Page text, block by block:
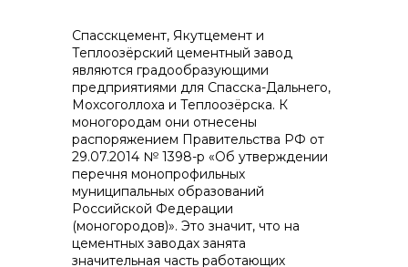
Спасскцемент, Якутцемент и
Теплоозёрский цементный завод
являются градообразующими
предприятиями для Спасска-Дальнего,
Мохсоголлоха и Теплоозёрска. К
моногородам они отнесены
распоряжением Правительства РФ от
29.07.2014 № 1398-р «Об утверждении
перечня монопрофильных
муниципальных образований
Российской Федерации
(моногородов)». Это значит, что на
цементных заводах занята
значительная часть работающих